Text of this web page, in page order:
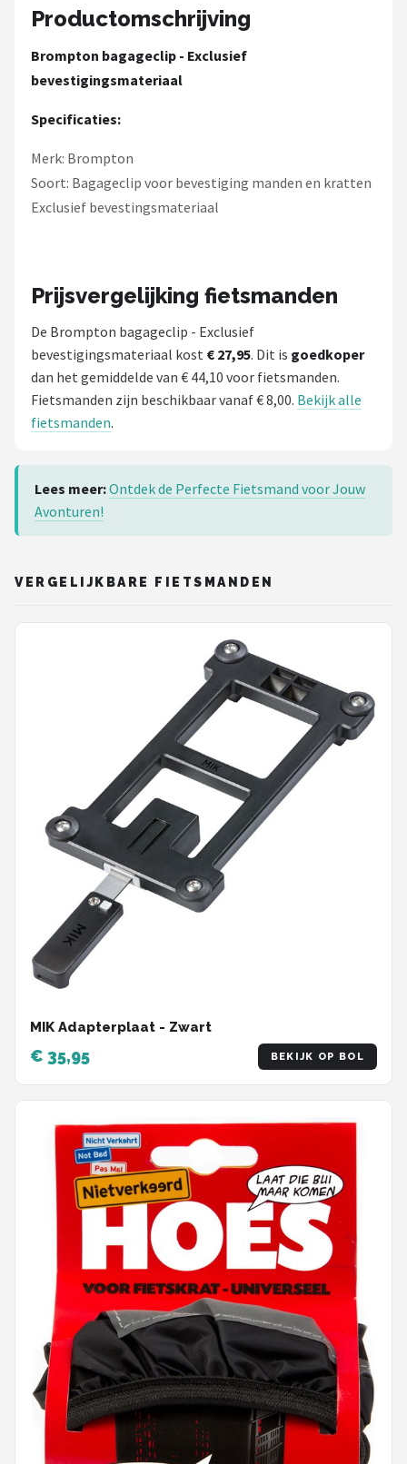
Alle merken →
Productomschrijving
Brompton bagageclip - Exclusief
bevestigingsmateriaal
Specificaties:
Merk: Brompton
Soort: Bagageclip voor bevestiging manden en kratten
Exclusief bevestingsmateriaal
Prijsvergelijking fietsmanden
De Brompton bagageclip - Exclusief
bevestigingsmateriaal kost € 27,95. Dit is goedkoper
dan het gemiddelde van € 44,10 voor fietsmanden.
Fietsmanden zijn beschikbaar vanaf € 8,00. Bekijk alle
fietsmanden.
Lees meer:Ontdek de Perfecte Fietsmand voor Jouw
Avonturen!
VERGELIJKBARE FIETSMANDEN
MIK Adapterplaat - Zwart
€ 35,95 BEKIJK OP BOL